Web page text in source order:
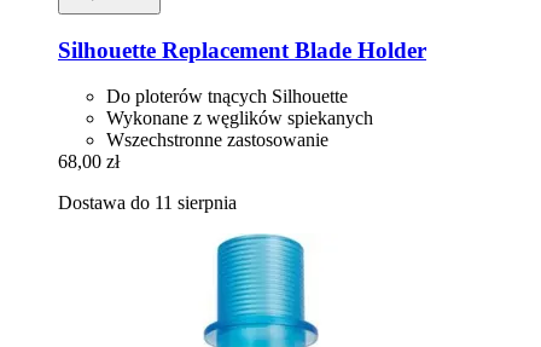
Silhouette Replacement Blade Holder
Do ploterów tnących Silhouette
Wykonane z węglików spiekanych
Wszechstronne zastosowanie
68,00 zł
Dostawa do 11 sierpnia